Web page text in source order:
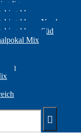
Nord
Süd
Mix